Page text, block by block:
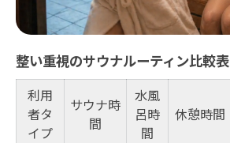
整い重視のサウナルーティン比較表
利用
者タ
イプ
サウナ時
間
水風
呂時
間
休憩時間